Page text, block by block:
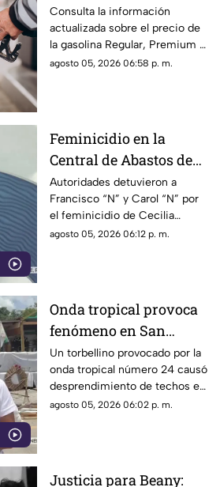
Precio de la Magna,
Premium y Diésel este
jueves 6 de agosto
Consulta la información
actualizada sobre el precio de
la gasolina Regular, Premium y
Diésel en las estaciones de
agosto 05, 2026 06:58 p. m.
Feminicidio en la
Central de Abastos de
Comitán: capturan a
dos implicados, una
detención ocurrió en
Jalisco
Autoridades detuvieron a
Francisco “N” y Carol “N” por
el feminicidio de Cecilia
Viviana en Comitán. La Fiscalía
agosto 05, 2026 06:12 p. m.
Onda tropical provoca
fenómeno en San
Cristóbal: torbellino
desprende techos de
locales y derriba
árboles
Un torbellino provocado por la
onda tropical número 24 causó
desprendimiento de techos en
un mercado y la caída de
agosto 05, 2026 06:02 p. m.
Justicia para Beany: